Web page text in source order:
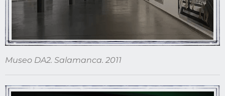
Museo DA2. Salamanca. 2011